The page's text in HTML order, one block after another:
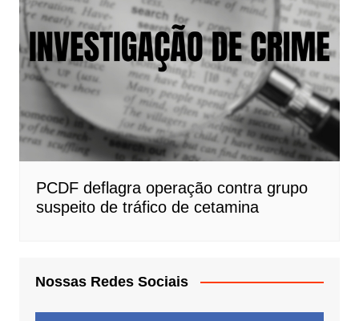
PCDF deflagra operação contra grupo
suspeito de tráfico de cetamina
Nossas Redes Sociais